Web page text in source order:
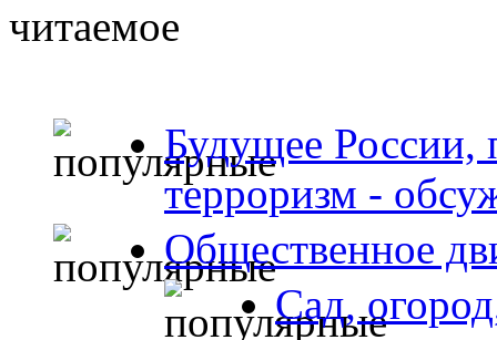
читаемое
Будущее России,
терроризм -
Общественное
Сад,